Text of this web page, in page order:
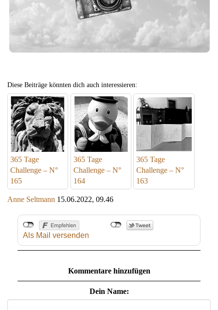
Diese Beiträge könnten dich auch interessieren:
365 Tage
Challenge – N°
165
365 Tage
Challenge – N°
164
365 Tage
Challenge – N°
163
Anne Seltmann 15.06.2022, 09.46
Als Mail versenden
Kommentare hinzufügen
Dein Name: